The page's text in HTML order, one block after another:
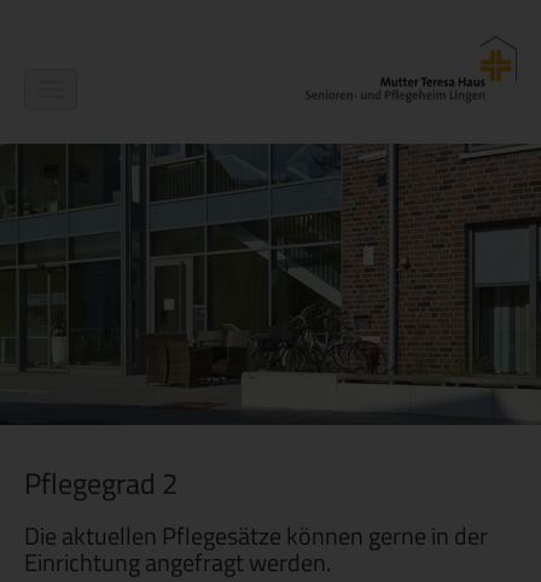
Pflegegrad 2
Die aktuellen Pflegesätze können gerne in der
Einrichtung angefragt werden.